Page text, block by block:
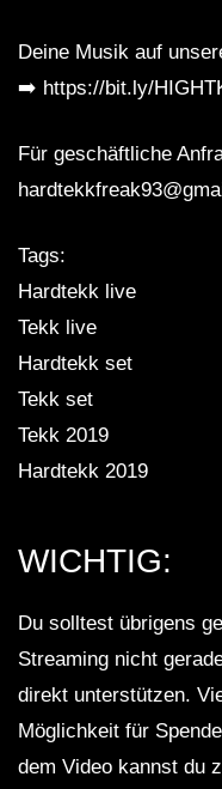
Motion
HEtZEr
Deine Musik auf
➡️ https://bit.ly/
Für geschäftliche
Tags:
Hardtekk live
Tekk live
Hardtekk set
Tekk set
Tekk 2019
Hardtekk 2019
WICHTIG:
Du solltest übrigens
Streaming nicht
direkt unterstützen.
Möglichkeit für
dem Video kannst du